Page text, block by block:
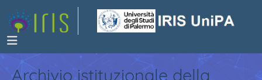
Archivio istituzionale della